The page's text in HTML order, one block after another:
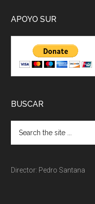
APOYO SUR
BUSCAR
Director: Pedro Santana